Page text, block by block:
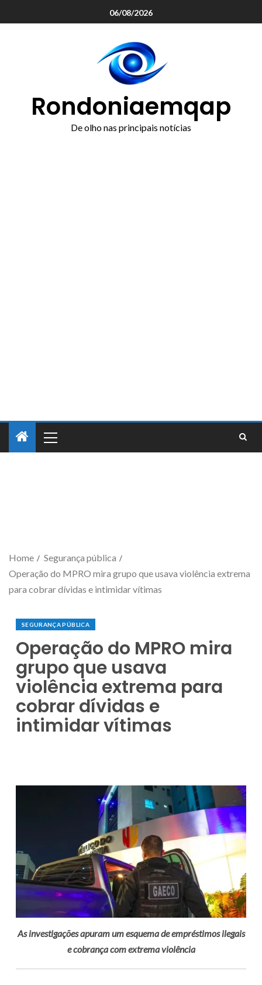
06/08/2026
Rondoniaemqap
De olho nas principais notícias
Home
Segurança pública
Operação do MPRO mira grupo que usava violência extrema
para cobrar dívidas e intimidar vítimas
SEGURANÇA PÚBLICA
Operação do MPRO mira
grupo que usava
violência extrema para
cobrar dívidas e
intimidar vítimas
As investigações apuram um esquema de empréstimos ilegais
e cobrança com extrema violência